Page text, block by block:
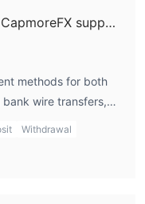
หลากหลายสำหรับการ
เป็นการซื้อและขายสกุล
ลเงินให้เลือกมากมาย
jpy รวมถึงคู่เงินแปลก
ะขายตะกร้าหุ้นที่
100
of the inactivity
for a longer
Which payment methods does CapmoreFX support?
methods for both
wire transfers,
Neteller, Skrill, and
for traders.
Withdrawal